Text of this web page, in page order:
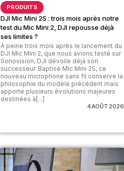
PRODUITS
DJI Mic Mini 2S : trois mois après notre
test du Mic Mini 2, DJI repousse déjà
ses limites ?
À peine trois mois après le lancement du
DJI Mic Mini 2, que nous avions testé sur
Sonovision, DJI dévoile déjà son
successeur. Baptisé Mic Mini 2S, ce
nouveau microphone sans fil conserve la
philosophie du modèle précédent mais
apporte plusieurs évolutions majeures
destinées à[...]
4 AOÛT 2026